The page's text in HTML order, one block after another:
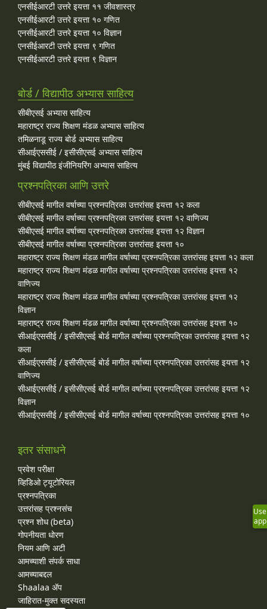
एनसीईआरटी उत्तरे इयत्ता ११ जीवशास्त्र
एनसीईआरटी उत्तरे इयत्ता १० गणित
एनसीईआरटी उत्तरे इयत्ता १० विज्ञान
एनसीईआरटी उत्तरे इयत्ता ९ गणित
एनसीईआरटी उत्तरे इयत्ता ९ विज्ञान
बोर्ड / विद्यापीठ अभ्यास साहित्य
सीबीएसई अभ्यास साहित्य
महाराष्ट्र राज्य शिक्षण मंडळ अभ्यास साहित्य
तमिळनाडू राज्य बोर्ड अभ्यास साहित्य
सीआईएससीई / इसीसीएसई अभ्यास साहित्य
मुंबई विद्यापीठ इंजीनियरिंग अभ्यास साहित्य
प्रश्नपत्रिका आणि उत्तरे
सीबीएसई मागील वर्षाच्या प्रश्‍नपत्रिका उत्तरांसह इयत्ता १२ कला
सीबीएसई मागील वर्षाच्या प्रश्‍नपत्रिका उत्तरांसह इयत्ता १२ वाणिज्य
सीबीएसई मागील वर्षाच्या प्रश्‍नपत्रिका उत्तरांसह इयत्ता १२ विज्ञान
सीबीएसई मागील वर्षाच्या प्रश्‍नपत्रिका उत्तरांसह इयत्ता १०
महाराष्ट्र राज्य शिक्षण मंडळ मागील वर्षाच्या प्रश्‍नपत्रिका उत्तरांसह इयत्ता १२ कला
महाराष्ट्र राज्य शिक्षण मंडळ मागील वर्षाच्या प्रश्‍नपत्रिका उत्तरांसह इयत्ता १२
वाणिज्य
महाराष्ट्र राज्य शिक्षण मंडळ मागील वर्षाच्या प्रश्‍नपत्रिका उत्तरांसह इयत्ता १२
विज्ञान
महाराष्ट्र राज्य शिक्षण मंडळ मागील वर्षाच्या प्रश्‍नपत्रिका उत्तरांसह इयत्ता १०
सीआईएससीई / इसीसीएसई बोर्ड मागील वर्षाच्या प्रश्‍नपत्रिका उत्तरांसह इयत्ता १२
कला
सीआईएससीई / इसीसीएसई बोर्ड मागील वर्षाच्या प्रश्‍नपत्रिका उत्तरांसह इयत्ता १२
वाणिज्य
सीआईएससीई / इसीसीएसई बोर्ड मागील वर्षाच्या प्रश्‍नपत्रिका उत्तरांसह इयत्ता १२
विज्ञान
सीआईएससीई / इसीसीएसई बोर्ड मागील वर्षाच्या प्रश्‍नपत्रिका उत्तरांसह इयत्ता १०
इतर संसाधने
प्रवेश परीक्षा
व्हिडिओ ट्यूटोरियल
प्रश्नपत्रिका
उत्तरांसह प्रश्नसंच
प्रश्न शोध (beta)
गोपनीयता धोरण
नियम आणि अटी
आमच्याशी संपर्क साधा
आमच्याबद्दल
Shaalaa ॲप
जाहिरात-मुक्त सदस्यता
Use
app